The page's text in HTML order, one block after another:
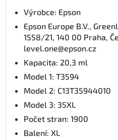
Výrobce: Epson
Epson Europe B.V.,
1558/21, 140 00 Praha,
level.one@epson.cz
Kapacita: 20,3 ml
Model 1: T3594
Model 2: C13T35944010
Model 3: 35XL
Počet stran: 1900
Balení: XL